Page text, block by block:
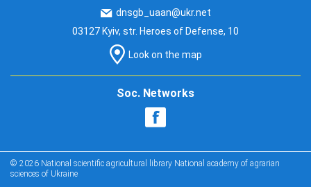
dnsgb_uaan@ukr.net
03127 Kyiv, str. Heroes of Defense, 10
Look on the map
Soc. Networks
© 2026 National scientific agricultural library National academy of agrarian
sciences of Ukraine